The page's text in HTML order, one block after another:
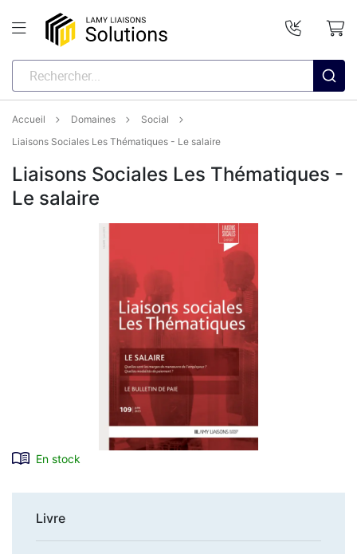
Accueil Domaines
Social
Liaisons Sociales Les Thématiques - Le salaire
Liaisons Sociales Les Thématiques -
Le salaire
En stock
Livre